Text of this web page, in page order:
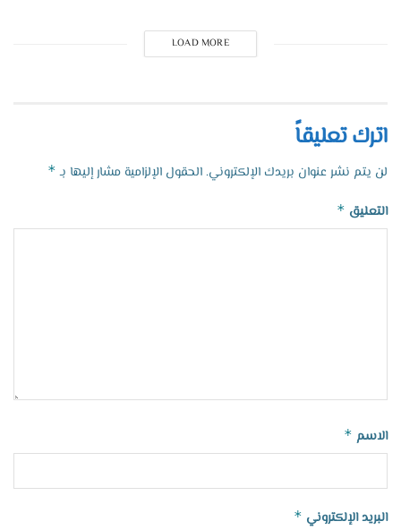
LOAD MORE
اترك تعليقاً
لن يتم نشر عنوان بريدك الإلكتروني.الحقول الإلزامية مشار إليها بـ*
التعليق *
الاسم *
البريد الإلكتروني *